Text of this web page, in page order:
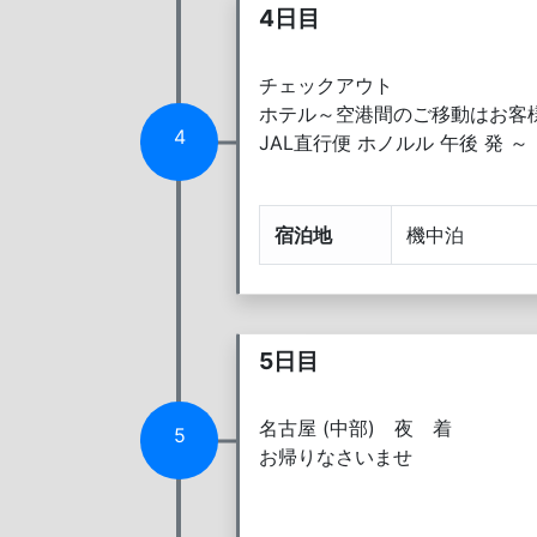
4
4日目
チェックアウト
ホテル～空港間のご移動はお客
JAL直行便 ホノルル 午後 発 ～
宿泊地 機中泊
5
5日目
名古屋 (中部) 夜 着
お帰りなさいませ